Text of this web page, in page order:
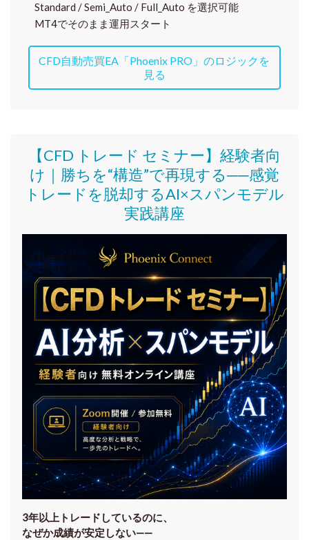
Standard / Semi_Auto / Full_Auto を選択可能
MT4でそのまま運用スタート
CFD自動売買EA「Phoenix PRO」のロジックを
見る
【CFD トレード セミナー】 経験者向
け｜ 勝ちを“構造”で再現する──感覚
トレードを脱却するAI×スパンモデル
実践講座
3年以上トレードしているのに、
なぜか成績が安定しない——